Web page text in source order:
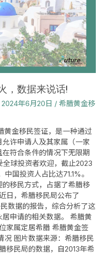
，数据来说话!
2024年6月20日 / 希腊黄金移
黄金移民签证，是一种通过
许申请人及其家属（一家
符合条件的情况下无限期
球投资者欢迎，截止2023
国投资人占比达71.1%。
移民方式，占据了希腊移
日，希腊移民局公布了
数据的报告，综合分析了这
申请的相关数据。 希腊黄
家属定居希腊 希腊黄金签
况 图片数据来源：希腊移民
移民局的数据，自2013年希